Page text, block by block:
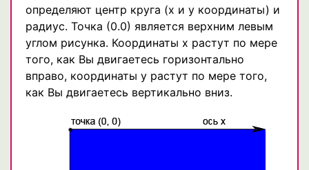
определяют центр круга (х и y координаты) и
радиус. Точка (0.0) является верхним левым
углом рисунка. Координаты х растут по мере
того, как Вы двигаетесь горизонтально
вправо, координаты у растут по мере того,
как Вы двигаетесь вертикально вниз.